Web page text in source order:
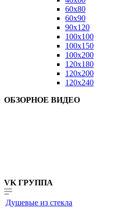
60x80
60x90
90x120
100x100
100x150
100x200
120x180
120x200
120x240
ОБЗОРНОЕ ВИДЕО
VK ГРУППА
Душевые из стекла